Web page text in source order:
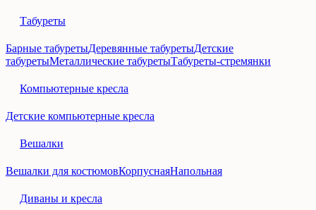
Табуреты
Барные табуретыДеревянные табуретыДетские
табуретыМеталлические табуретыТабуреты-стремянки
Компьютерные кресла
Детские компьютерные кресла
Вешалки
Вешалки для костюмовКорпуснаяНапольная
Диваны и кресла